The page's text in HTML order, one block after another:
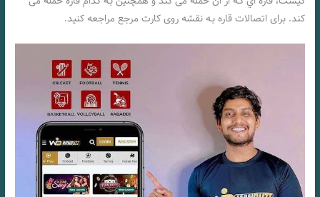
کند. برای اتصالات قاره بـه نقشه روی کارت مرجع مراجعه کنید.